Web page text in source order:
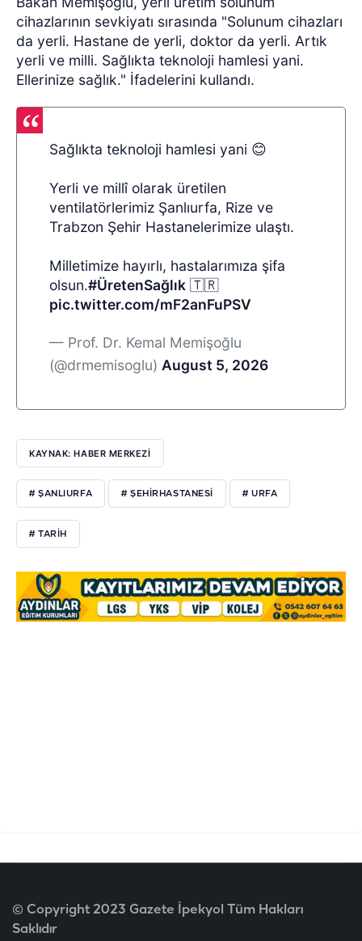
cihazlarının sevkiyatı sırasında "Solunum cihazları
da yerli. Hastane de yerli, doktor da yerli. Artık
yerli ve milli. Sağlıkta teknoloji hamlesi yani.
Ellerinize sağlık." İfadelerini kullandı.
Sağlıkta teknoloji hamlesi yani 😊
Yerli ve millî olarak üretilen
ventilatörlerimiz Şanlıurfa, Rize ve
Trabzon Şehir Hastanelerimize ulaştı.
Milletimize hayırlı, hastalarımıza şifa
olsun.#ÜretenSağlık 🇹🇷
pic.twitter.com/mF2anFuPSV
— Prof. Dr. Kemal Memişoğlu
(@drmemisoglu) August 5, 2026
KAYNAK: HABER MERKEZİ
# ŞANLIURFA # ŞEHIRHASTANESI # URFA
# TARIH
© Copyright 2023 Gazete İpekyol Tüm Hakları
Saklıdır